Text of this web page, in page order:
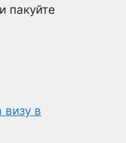
пакуйте
визу в